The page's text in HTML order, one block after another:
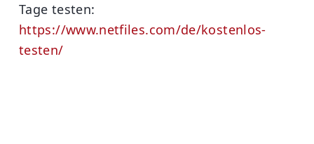
Tage testen:
https://www.netfiles.com/de/kostenlos-
testen/